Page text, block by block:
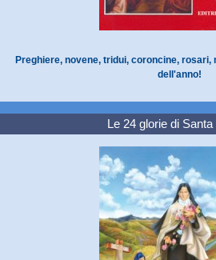
Preghiere, novene, tridui, coroncine, rosari,
dell'anno!
Le 24 glorie di Santa